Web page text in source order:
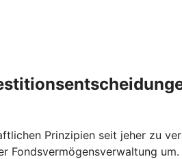
Prinzipien seit jeher zu
Fondsvermögensverwaltung